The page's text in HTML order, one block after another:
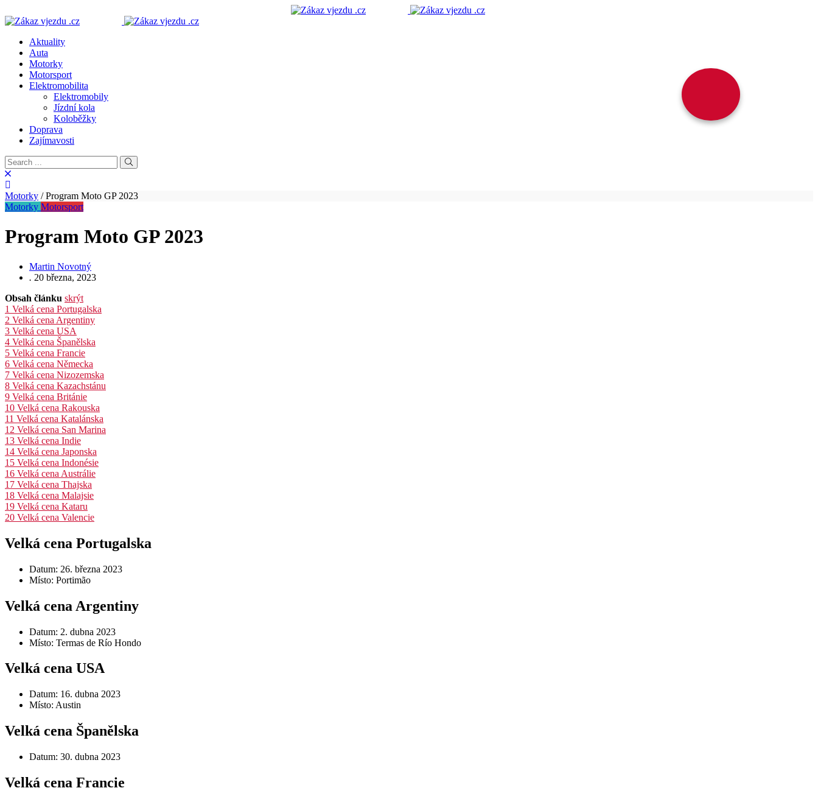
Aktuality
Auta
Motorky
Motorsport
Elektromobilita
Elektromobily
Jízdní kola
Koloběžky
Doprava
Zajímavosti
Motorky /Program Moto GP 2023
Motorky Motorsport
Program Moto GP 2023
Martin Novotný
. 20 března, 2023
Obsah článku skrýt
1 Velká cena Portugalska
2 Velká cena Argentiny
3 Velká cena USA
4 Velká cena Španělska
5 Velká cena Francie
6 Velká cena Německa
7 Velká cena Nizozemska
8 Velká cena Kazachstánu
9 Velká cena Británie
10 Velká cena Rakouska
11 Velká cena Katalánska
12 Velká cena San Marina
13 Velká cena Indie
14 Velká cena Japonska
15 Velká cena Indonésie
16 Velká cena Austrálie
17 Velká cena Thajska
18 Velká cena Malajsie
19 Velká cena Kataru
20 Velká cena Valencie
Velká cena Portugalska
Datum: 26. března 2023
Místo: Portimão
Velká cena Argentiny
Datum: 2. dubna 2023
Místo: Termas de Río Hondo
Velká cena USA
Datum: 16. dubna 2023
Místo: Austin
Velká cena Španělska
Datum: 30. dubna 2023
Velká cena Francie